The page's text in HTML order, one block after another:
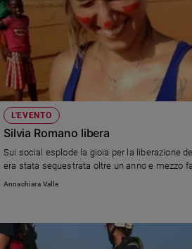
della
settimana
Migranti
Diversità
e
inclusione
Costume
Cultura
e
Sanremo
Tv
e
L'EVENTO
Silvia Romano libera
Sui social esplode la gioia per la liberazione
era stata sequestrata oltre un anno e mezzo
Annachiara Valle